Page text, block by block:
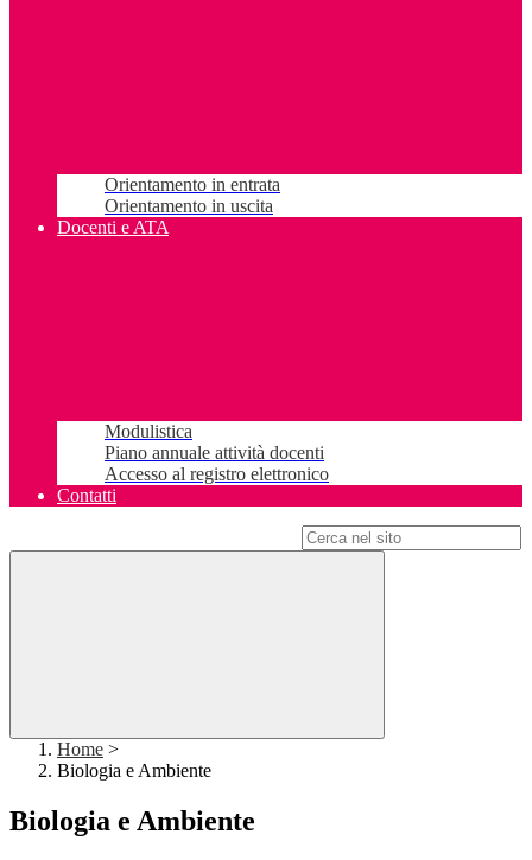
Orientamento in entrata
Orientamento in uscita
Docenti e ATA
Modulistica
Piano annuale attività docenti
Accesso al registro elettronico
Contatti
Home >
Biologia e Ambiente
Biologia e Ambiente